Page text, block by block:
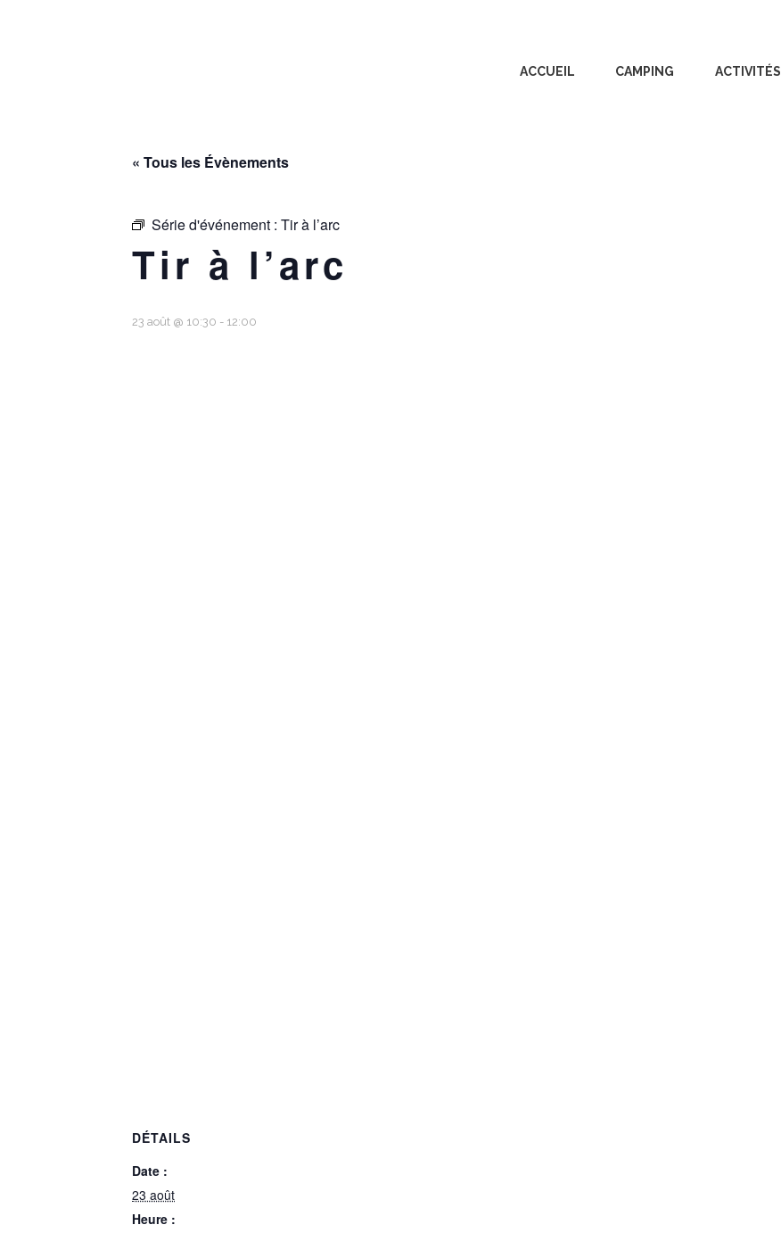
ACCUEIL CAMPING ACTIVITÉS
« Tous les Évènements
Série d'événement : Tir à l’arc
Tir à l’arc
23 août @ 10:30 - 12:00
DÉTAILS
Date :
23 août
Heure :